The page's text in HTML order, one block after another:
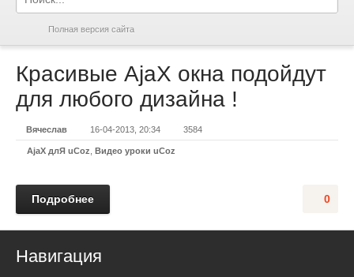
Полная версия сайта
Красивые AjaX окна подойдут
для любого дизайна !
Вячеслав 16-04-2013, 20:34 3584
AjaX длЯ uCoz Видео уроки uCoz
0
Подробнее
Навигация